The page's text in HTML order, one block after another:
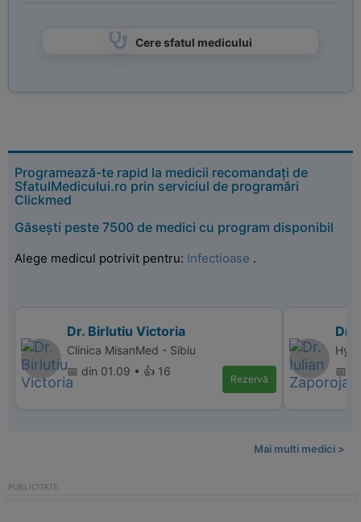
Cere sfatul medicului
Programează-te rapid la medicii recomandați de
SfatulMedicului.ro prin serviciul de programări
Clickmed
Găsești peste 7500 de medici cu program disponibil
Alege medicul potrivit pentru: Infectioase .
Dr. Birlutiu Victoria
Clinica MisanMed - Sibiu
📅 din 01.09 • 👍 16
Rezervă
Dr.
📅
Mai multi medici >